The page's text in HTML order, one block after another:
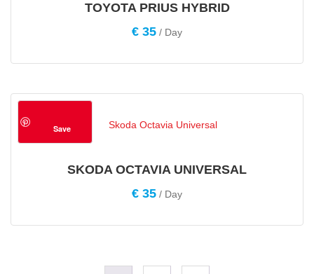
TOYOTA PRIUS HYBRID
€ 35 / Day
Save
SKODA OCTAVIA UNIVERSAL
€ 35 / Day